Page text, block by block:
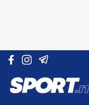
Vai al contenuto